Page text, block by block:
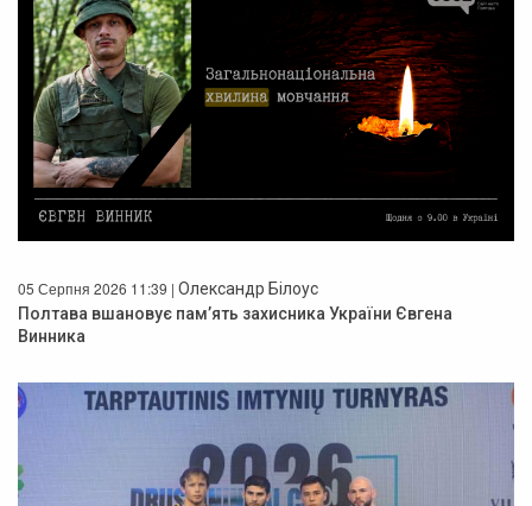
05 Серпня 2026 11:39 | Олександр Білоус
Полтава вшановує пам’ять захисника України Євгена
Винника